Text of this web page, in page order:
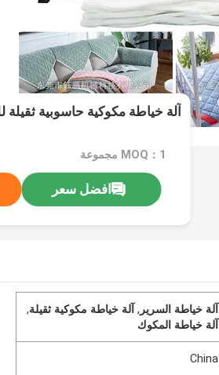
آلة خياطة مكوكية حاسوبية ثقيلة
MOQ：1 مجموعة
افضل سعر
آلة خياطة السرير ,آلة خياطة مكوكية ثقيلة,
آلة خياطة المكوك
China